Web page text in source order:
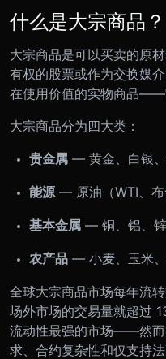
什么是大宗商品？
大宗商品是可以买卖的原
有权的股票或作为交换媒
在使用价值的实物商品——
大宗商品分为四大类：
贵金属 — 黄金、白银
能源 — 原油（WTI、布
基本金属 — 铜、铝、
农产品 — 小麦、玉米
全球大宗商品市场每年流
场外市场的交易量就超过
流动性最强的市场——然而
求、合约复杂性和仅支持法